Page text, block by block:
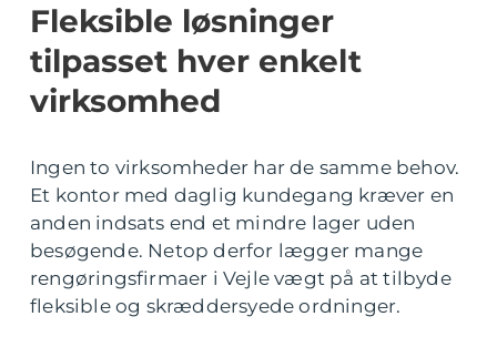
Fleksible løsninger
tilpasset hver enkelt
virksomhed
Ingen to virksomheder har de samme behov.
Et kontor med daglig kundegang kræver en
anden indsats end et mindre lager uden
besøgende. Netop derfor lægger mange
rengøringsfirmaer i Vejle vægt på at tilbyde
fleksible og skræddersyede ordninger.